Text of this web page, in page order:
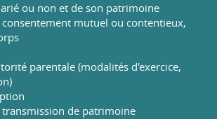
ou non et de son patrimoine
mutuel ou contentieux,
parentale (modalités d'exercice,
transmission de patrimoine